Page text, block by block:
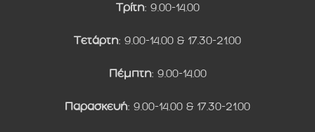
Τρίτη: 9.00-14.00
Τετάρτη: 9.00-14.00 & 17.30-21.00
Πέμπτη: 9.00-14.00
Παρασκευή: 9.00-14.00 & 17.30-21.00